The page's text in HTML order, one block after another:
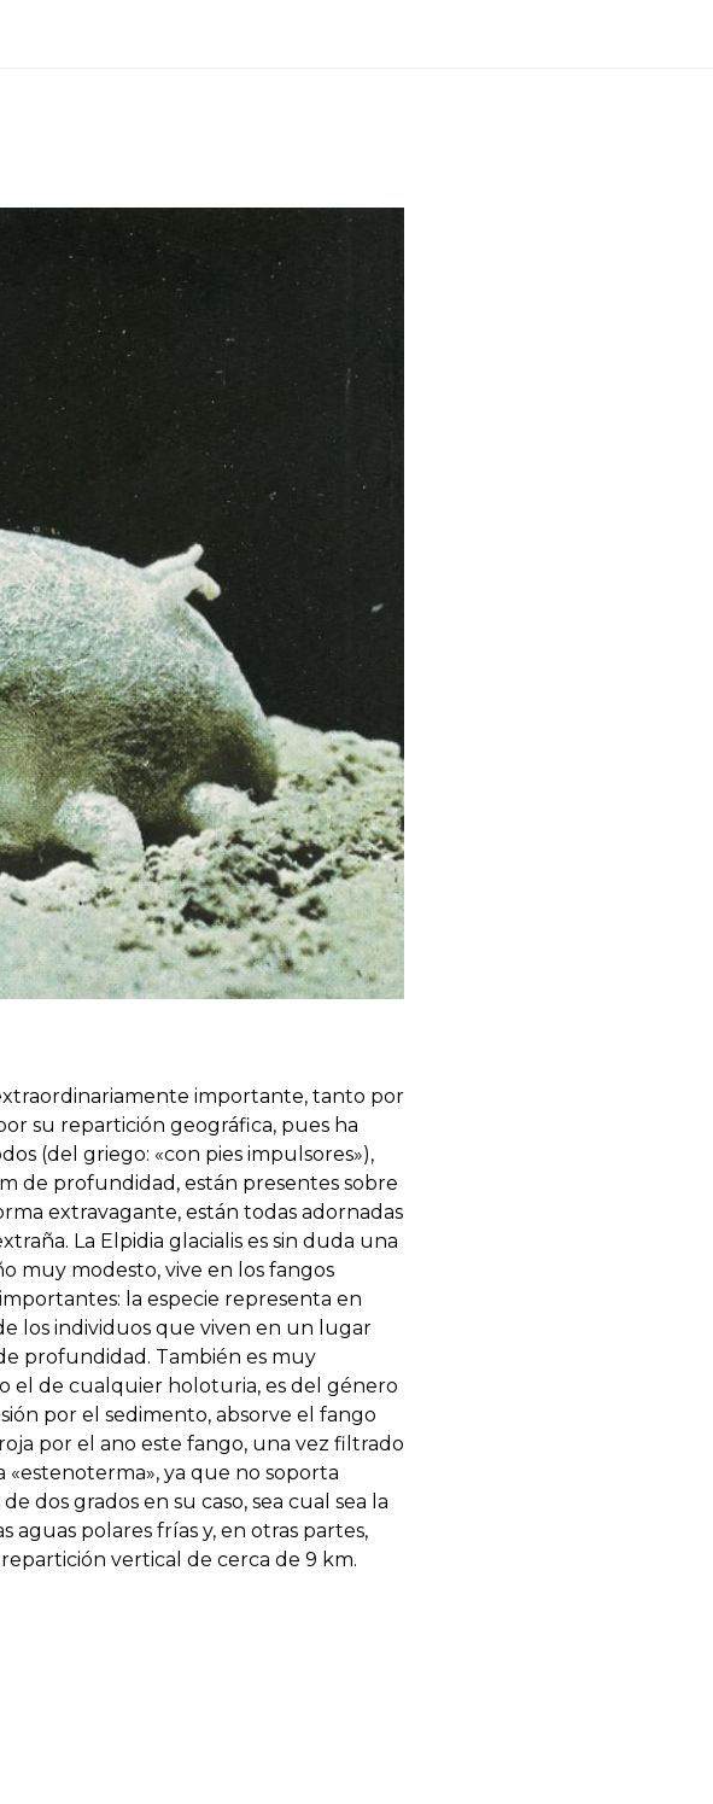
importante, tanto por
su repartición geográfica, pues ha
(del griego: «con pies impulsores»),
de profundidad, están presentes sobre
extravagante, están todas adornadas
La Elpidia glacialis es sin duda una
muy modesto, vive en los fangos
la especie representa en
los individuos que viven en un lugar
profundidad. También es muy
el de cualquier holoturia, es del género
por el sedimento, absorve el fango
por el ano este fango, una vez filtrado
«estenoterma», ya que no soporta
dos grados en su caso, sea cual sea la
aguas polares frías y, en otras partes,
vertical de cerca de 9 km.